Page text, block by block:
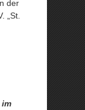
der
„St.
im